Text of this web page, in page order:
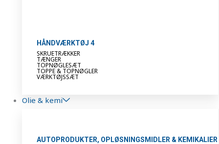
HÅNDVÆRKTØJ 4
SKRUETRÆKKER
TÆNGER
TOPNØGLESÆT
TOPPE & TOPNØGLER
VÆRKTØJSSÆT
Olie & kemi
AUTOPRODUKTER, OPLØSNINGSMIDLER & KEMIKALIER